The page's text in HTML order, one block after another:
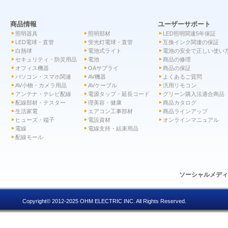
商品情報
照明器具
照明部材
LED電球・直管
蛍光灯電球・直管
白熱球
電池式ライト
セキュリティ・防災用品
電池
オフィス機器
OAサプライ
パソコン・スマホ関連
AV機器
AV小物・カメラ用品
AVケーブル
アンテナ・テレビ配線
電源タップ・延長コード
配線部材・テスター
理美容・健康
生活家電
エアコン工事部材
ヒューズ・端子
電設資材
電線
電線支持・結束用品
配線モール
ユーザーサポート
LED照明関連5年保証
互換インク関連の保証
電池の安全で正しい使い
商品の修理
商品の保証
よくあるご質問
汎用リモコン
グリーン購入法適合商品
商品カタログ
商品ラインアップ
オンラインマニュアル
ソーシャルメデ
Copyright© 2012-2025 OHM ELECTRIC INC. All Rights Reserved.